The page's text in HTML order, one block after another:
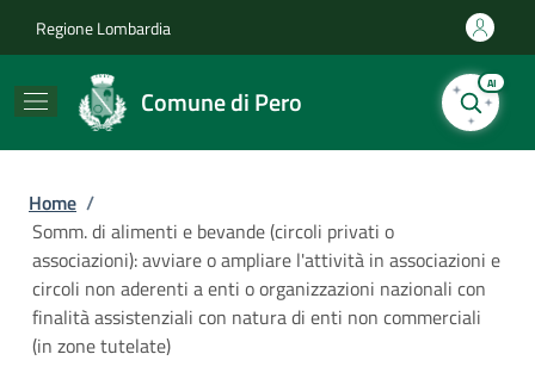
Regione Lombardia
Comune di Pero
AI
Briciole di pane
Home /
Somm. di alimenti e bevande (circoli privati o
associazioni): avviare o ampliare l'attività in associazioni e
circoli non aderenti a enti o organizzazioni nazionali con
finalità assistenziali con natura di enti non commerciali
(in zone tutelate)